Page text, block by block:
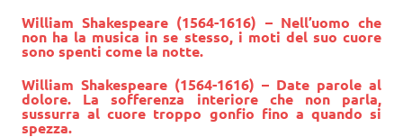
William Shakespeare (1564-1616) – Nell’uomo che
non ha la musica in se stesso, i moti del suo cuore
sono spenti come la notte.
William Shakespeare (1564-1616) – Date parole al
dolore. La sofferenza interiore che non parla,
sussurra al cuore troppo gonfio fino a quando si
spezza.